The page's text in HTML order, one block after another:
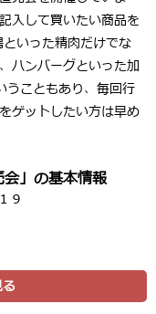
入して買いたい商品を
いった精肉だけでな
ハンバーグといった加
うこともあり、毎回行
ゲットしたい方は早め
」の基本情報
９